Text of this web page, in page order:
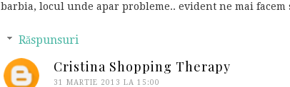
barbia, locul unde apar probleme.. evident ne mai facem
Răspunsuri
Cristina Shopping Therapy
31 MARTIE 2013 LA 15:00